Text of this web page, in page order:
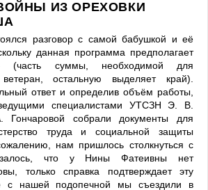
ИЗ ОРЕХОВКИ
разговор с самой бабушкой и её
данная программа предполагает
(часть суммы, необходимой для
остальную выделяет край).
ответ и определив объём работы,
специалистами УТСЗН Э. В.
собрали документы для
труда и социальной защиты
нам пришлось столкнуться с
что у Нины Фатеивны нет
только справка подтверждает эту
с нашей подопечной мы съездили в